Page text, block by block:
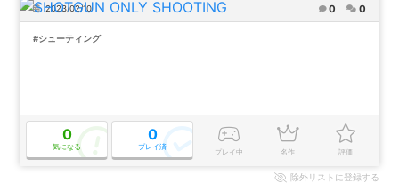
2023/02/10 0 0
#シューティング
0
気になる
0
プレイ済
プレイ中 名作 評価
除外リストに登録する